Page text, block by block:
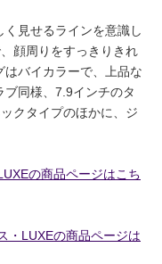
見せるラインを意識し
顔周りをすっきりきれ
バイカラーで、上品な
同様、7.9インチのタ
クタイプのほかに、ジ
の商品ページはこち
・LUXEの商品ページは